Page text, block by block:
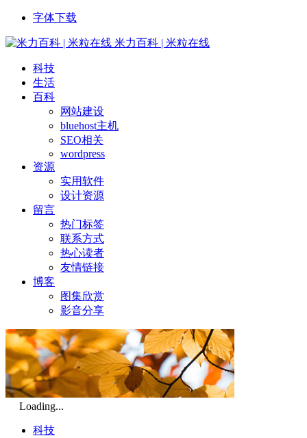
字体下载
米力百科 | 米粒在线
科技
生活
百科
网站建设
bluehost主机
SEO相关
wordpress
资源
实用软件
设计资源
留言
热门标签
联系方式
热心读者
友情链接
博客
图集欣赏
影音分享
Loading...
科技